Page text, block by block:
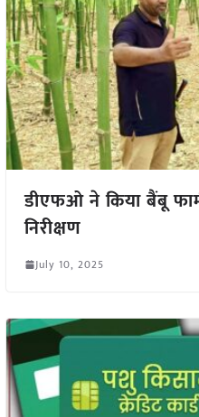
डीएफओ ने किया बैंबू
निरीक्षण
July 10, 2025